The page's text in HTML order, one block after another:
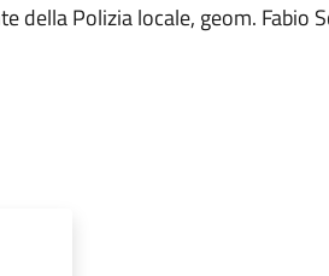
della Polizia locale, geom. Fabio